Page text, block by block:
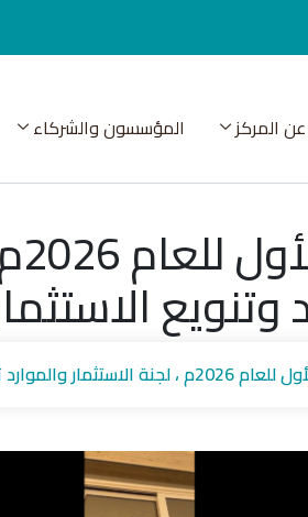
عن المركز المؤسسون والشركاء
وتنويع
تعزيز العوائد وتنويع الاستثمارات